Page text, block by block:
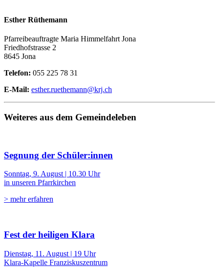
Esther Rüthemann
Pfarreibeauftragte Maria Himmelfahrt Jona
Friedhofstrasse 2
8645 Jona
Telefon: 055 225 78 31
E-Mail: esther.ruethemann@krj.ch
Weiteres aus dem Gemeindeleben
Segnung der Schüler:innen
Sonntag, 9. August | 10.30 Uhr
in unseren Pfarrkirchen
> mehr erfahren
Fest der heiligen Klara
Dienstag, 11. August | 19 Uhr
Klara-Kapelle Franziskuszentrum